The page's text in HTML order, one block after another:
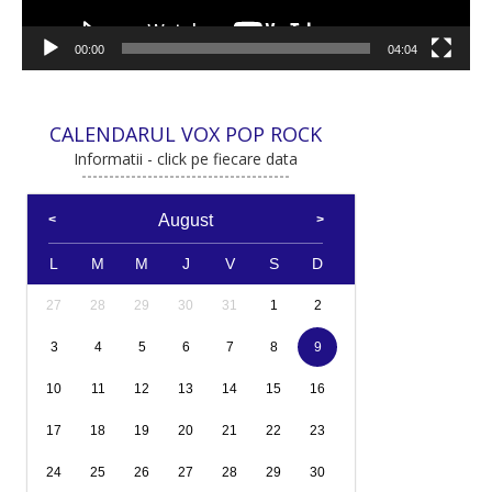
00:00 04:04
CALENDARUL VOX POP ROCK
Informatii - click pe fiecare data
August
L M M J V S D
27 28 29 30 31 1 2
3 4 5 6 7 8 9
10 11 12 13 14 15 16
17 18 19 20 21 22 23
24 25 26 27 28 29 30